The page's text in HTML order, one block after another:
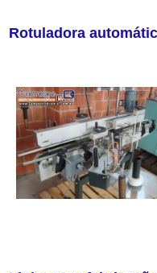
Rotuladora